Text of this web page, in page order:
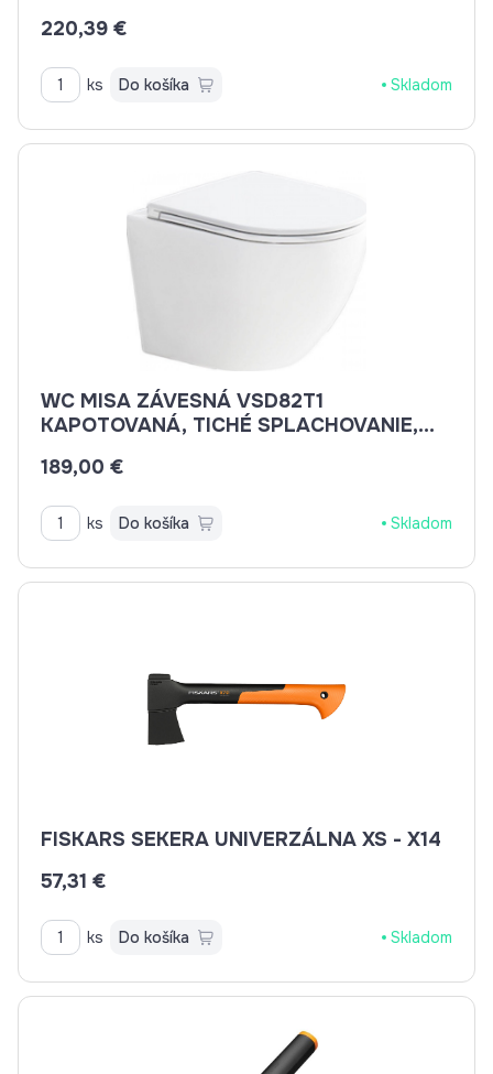
220,39 €
ks Do košíka Skladom
WC MISA ZÁVESNÁ VSD82T1
KAPOTOVANÁ, TICHÉ SPLACHOVANIE,
CSS113S
189,00 €
ks Do košíka Skladom
FISKARS SEKERA UNIVERZÁLNA XS - X14
57,31 €
ks Do košíka Skladom